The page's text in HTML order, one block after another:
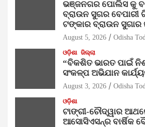
ଭଞ୍ଜନଗର ପୋଲିସ କୁ
ବ୍ରାଉନ ସୁଗର
ଟଙ୍କାର ବ୍ରାଉନ ସୁଗାର
August 5, 2026 Odisha
ଓଡ଼ିଶା ଜିଲ୍ଲା
“ବିକଶିତ ଭାରତ ପାଇଁ
ସଂକଳ୍ପ ଅଭିଯାନ
August 3, 2026 Odisha
ଓଡ଼ିଶା
ଟାଙ୍ଗୀ-ଚୌଦ୍ୱାର
ଆସୋସିଏସନ୍‌ର ବାର୍ଷିକ